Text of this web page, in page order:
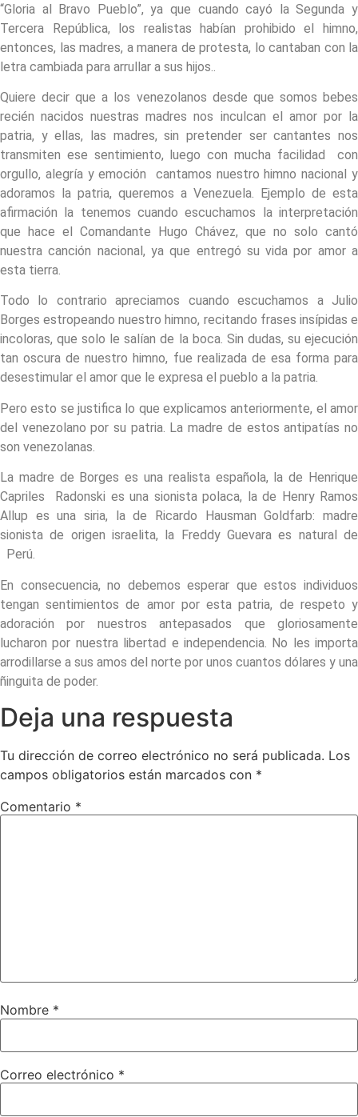
“Gloria al Bravo Pueblo”, ya que cuando cayó la Segunda y
Tercera República, los realistas habían prohibido el himno,
entonces, las madres, a manera de protesta, lo cantaban con la
letra cambiada para arrullar a sus hijos..
Quiere decir que a los venezolanos desde que somos bebes
recién nacidos nuestras madres nos inculcan el amor por la
patria, y ellas, las madres, sin pretender ser cantantes nos
transmiten ese sentimiento, luego con mucha facilidad con
orgullo, alegría y emoción cantamos nuestro himno nacional y
adoramos la patria, queremos a Venezuela. Ejemplo de esta
afirmación la tenemos cuando escuchamos la interpretación
que hace el Comandante Hugo Chávez, que no solo cantó
nuestra canción nacional, ya que entregó su vida por amor a
esta tierra.
Todo lo contrario apreciamos cuando escuchamos a Julio
Borges estropeando nuestro himno, recitando frases insípidas e
incoloras, que solo le salían de la boca. Sin dudas, su ejecución
tan oscura de nuestro himno, fue realizada de esa forma para
desestimular el amor que le expresa el pueblo a la patria.
Pero esto se justifica lo que explicamos anteriormente, el amor
del venezolano por su patria. La madre de estos antipatías no
son venezolanas.
La madre de Borges es una realista española, la de Henrique
Capriles Radonski es una sionista polaca, la de Henry Ramos
Allup es una siria, la de Ricardo Hausman Goldfarb: madre
sionista de origen israelita, la Freddy Guevara es natural de
Perú.
En consecuencia, no debemos esperar que estos individuos
tengan sentimientos de amor por esta patria, de respeto y
adoración por nuestros antepasados que gloriosamente
lucharon por nuestra libertad e independencia. No les importa
arrodillarse a sus amos del norte por unos cuantos dólares y una
ñinguita de poder.
Deja una respuesta
Tu dirección de correo electrónico no será publicada. Los
campos obligatorios están marcados con *
Comentario *
Nombre *
Correo electrónico *